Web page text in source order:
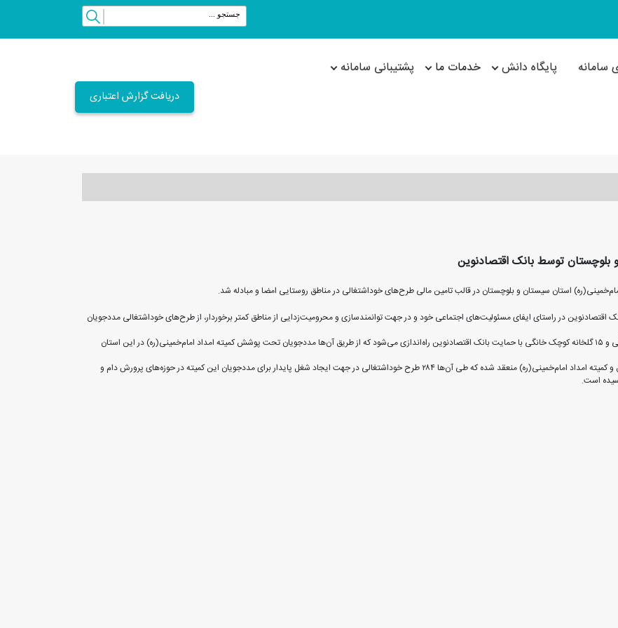
سامانه پایگاه دانش خدمات ما پشتیبانی سامانه
دریافت گزارش اعتباری
استان سیستان و بلوچستان در قالب تامین مالی طرح‌های خوداشتغالی در مناطق روستایی امضا و مبادله شد.
اقتصادنوین در راستای ایفای مسئولیت‌های اجتماعی خود و در جهت توانمندسازی و محرومیت‌زدایی از مناطق کمتر برخوردار، از طرح‌های خوداشتغالی مددجویان
در این تفاهم‌نامه ۱۰۲ طرح خوداشتغالی شامل ۸۷ کارگاه قالی‌بافی خانگی و ۱۵ گلخانه‌ کوچک خانگی با حمایت بانک اقتصادنوین راه‌اندازی می‌شود که از طریق آن‌ها مددجویان تحت پوشش کمیته امداد امام‌خمینی‌(ره) در این استان
گفتنی است، از سال ۱۴۰۰ تاکنون چهار تفاهم‌نامه میان بانک اقتصادنوین و کمیته امداد امام‌خمینی‌(ره) منعقد شده که طی آن‌ها ۲۸۴ طرح خوداشتغالی در جهت ایجاد شغل پایدار برای مددجویان این کمیته در حوزه‌های پرورش دام و
است.